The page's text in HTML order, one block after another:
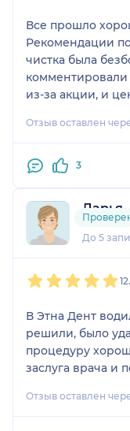
Все прошло
Рекомендации
чистка была
из-за акции, и
Отзыв оставлен
3
Дарья
1 отзыв
До 5
В Этна Дент
решили, было
процедуру
заслуга врача и
Отзыв оставлен